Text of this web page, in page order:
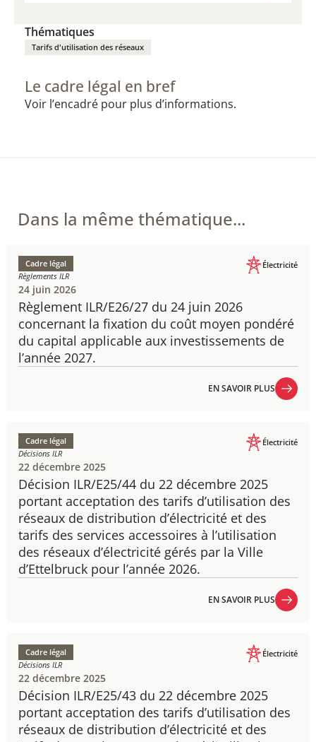
Thématiques
Tarifs d'utilisation des réseaux
Le cadre légal en bref
Voir l’encadré pour plus d’informations.
Dans la même thématique...
Règlement ILR/E26/27 du 24 juin 2026
concernant la fixation du coût moyen pondéré
du capital applicable aux investissements de
l’année 2027.
Cadre légal
Règlements ILR
Électricité
24 juin 2026
EN SAVOIR PLUS
Décision ILR/E25/44 du 22 décembre 2025
portant acceptation des tarifs d’utilisation des
réseaux de distribution d’électricité et des
tarifs des services accessoires à l’utilisation
des réseaux d’électricité gérés par la Ville
d’Ettelbruck pour l’année 2026.
Cadre légal
Décisions ILR
Électricité
22 décembre 2025
EN SAVOIR PLUS
Décision ILR/E25/43 du 22 décembre 2025
portant acceptation des tarifs d’utilisation des
réseaux de distribution d’électricité et des
Cadre légal
Décisions ILR
Électricité
22 décembre 2025